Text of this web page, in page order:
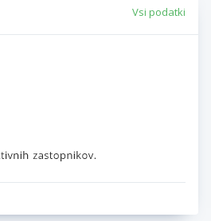
Vsi podatki